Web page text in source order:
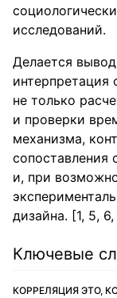
исследований.
Делается
не только
и проверки
механизма,
сопоставления
и, при
дизайна. [1, 5, 6,
Ключевые
КОРРЕЛЯЦИЯ ЭТО,